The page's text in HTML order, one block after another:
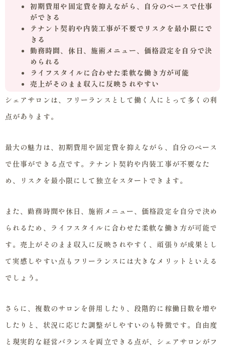
初期費用や固定費を抑えながら、自分のペースで仕事
ができる
テナント契約や内装工事が不要でリスクを最小限にで
きる
勤務時間、休日、施術メニュー、価格設定を自分で決
められる
ライフスタイルに合わせた柔軟な働き方が可能
売上がそのまま収入に反映されやすい
シェアサロンは、フリーランスとして働く人にとって多くの利
点があります。
最大の魅力は、初期費用や固定費を抑えながら、自分のペース
で仕事ができる点です。テナント契約や内装工事が不要なた
め、リスクを最小限にして独立をスタートできます。
また、勤務時間や休日、施術メニュー、価格設定を自分で決め
られるため、ライフスタイルに合わせた柔軟な働き方が可能で
す。売上がそのまま収入に反映されやすく、頑張りが成果とし
て実感しやすい点もフリーランスには大きなメリットといえる
でしょう。
さらに、複数のサロンを併用したり、段階的に稼働日数を増や
したりと、状況に応じた調整がしやすいのも特徴です。自由度
と現実的な経営バランスを両立できる点が、シェアサロンがフ